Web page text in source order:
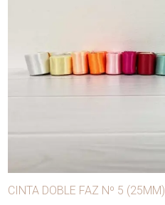
CINTA DOBLE FAZ Nº 5 (25MM)